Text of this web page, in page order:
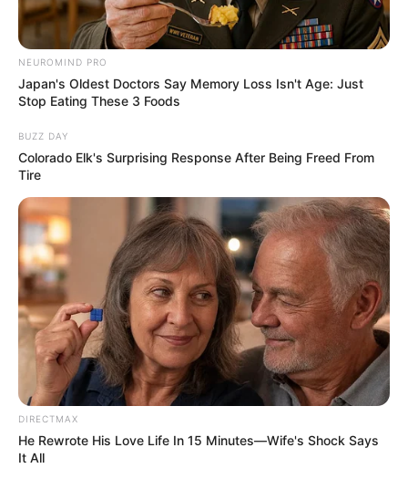
4. Sempat mengawali kariernya sebagai solois pada
2016 silam dan merilis single hingga bergabung
dengan label musik Nagaswara
NEUROMIND PRO
Japan's Oldest Doctors Say Memory Loss Isn't Age: Just
Stop Eating These 3 Foods
BUZZ DAY
Colorado Elk's Surprising Response After Being Freed From
Tire
DIRECTMAX
He Rewrote His Love Life In 15 Minutes—Wife's Shock Says
It All